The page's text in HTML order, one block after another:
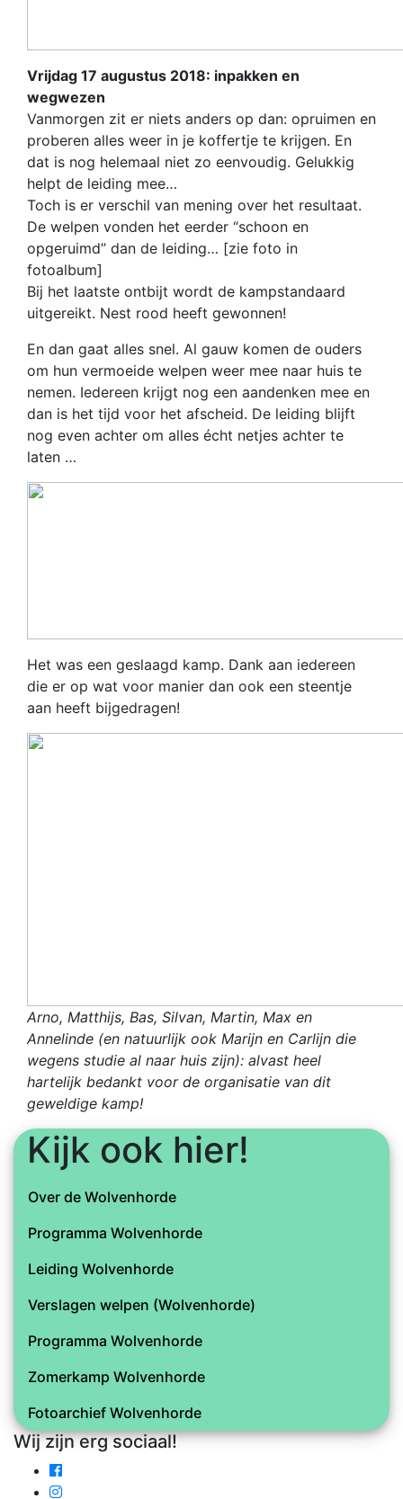
Vrijdag 17 augustus 2018: inpakken en
wegwezen
Vanmorgen zit er niets anders op dan: opruimen en
proberen alles weer in je koffertje te krijgen. En
dat is nog helemaal niet zo eenvoudig. Gelukkig
helpt de leiding mee…
Toch is er verschil van mening over het resultaat.
De welpen vonden het eerder “schoon en
opgeruimd” dan de leiding… [zie foto in
fotoalbum]
Bij het laatste ontbijt wordt de kampstandaard
uitgereikt. Nest rood heeft gewonnen!
En dan gaat alles snel. Al gauw komen de ouders
om hun vermoeide welpen weer mee naar huis te
nemen. Iedereen krijgt nog een aandenken mee en
dan is het tijd voor het afscheid. De leiding blijft
nog even achter om alles écht netjes achter te
laten …
Het was een geslaagd kamp. Dank aan iedereen
die er op wat voor manier dan ook een steentje
aan heeft bijgedragen!
Arno, Matthijs, Bas, Silvan, Martin, Max en
Annelinde (en natuurlijk ook Marijn en Carlijn die
wegens studie al naar huis zijn): alvast heel
hartelijk bedankt voor de organisatie van dit
geweldige kamp!
Kijk ook hier!
Over de Wolvenhorde
Programma Wolvenhorde
Leiding Wolvenhorde
Verslagen welpen (Wolvenhorde)
Programma Wolvenhorde
Zomerkamp Wolvenhorde
Fotoarchief Wolvenhorde
Wij zijn erg sociaal!